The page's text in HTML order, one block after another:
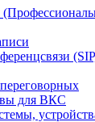
для ВКС